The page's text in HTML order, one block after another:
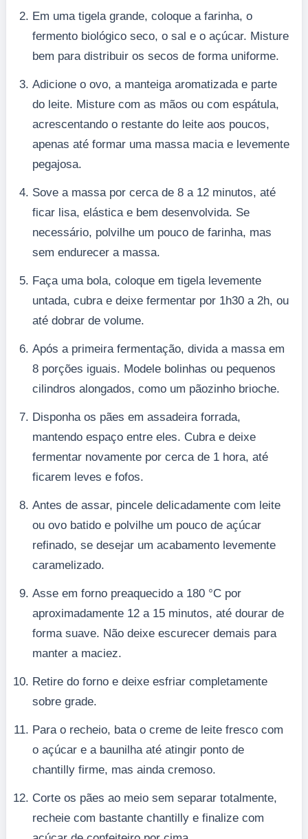
Em uma tigela grande, coloque a farinha, o
fermento biológico seco, o sal e o açúcar. Misture
bem para distribuir os secos de forma uniforme.
Adicione o ovo, a manteiga aromatizada e parte
do leite. Misture com as mãos ou com espátula,
acrescentando o restante do leite aos poucos,
apenas até formar uma massa macia e levemente
pegajosa.
Sove a massa por cerca de 8 a 12 minutos, até
ficar lisa, elástica e bem desenvolvida. Se
necessário, polvilhe um pouco de farinha, mas
sem endurecer a massa.
Faça uma bola, coloque em tigela levemente
untada, cubra e deixe fermentar por 1h30 a 2h, ou
até dobrar de volume.
Após a primeira fermentação, divida a massa em
8 porções iguais. Modele bolinhas ou pequenos
cilindros alongados, como um pãozinho brioche.
Disponha os pães em assadeira forrada,
mantendo espaço entre eles. Cubra e deixe
fermentar novamente por cerca de 1 hora, até
ficarem leves e fofos.
Antes de assar, pincele delicadamente com leite
ou ovo batido e polvilhe um pouco de açúcar
refinado, se desejar um acabamento levemente
caramelizado.
Asse em forno preaquecido a 180 °C por
aproximadamente 12 a 15 minutos, até dourar de
forma suave. Não deixe escurecer demais para
manter a maciez.
Retire do forno e deixe esfriar completamente
sobre grade.
Para o recheio, bata o creme de leite fresco com
o açúcar e a baunilha até atingir ponto de
chantilly firme, mas ainda cremoso.
Corte os pães ao meio sem separar totalmente,
recheie com bastante chantilly e finalize com